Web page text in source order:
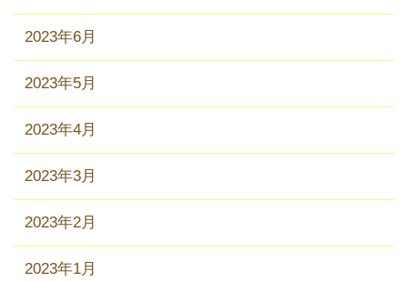
2023年6月
2023年5月
2023年4月
2023年3月
2023年2月
2023年1月